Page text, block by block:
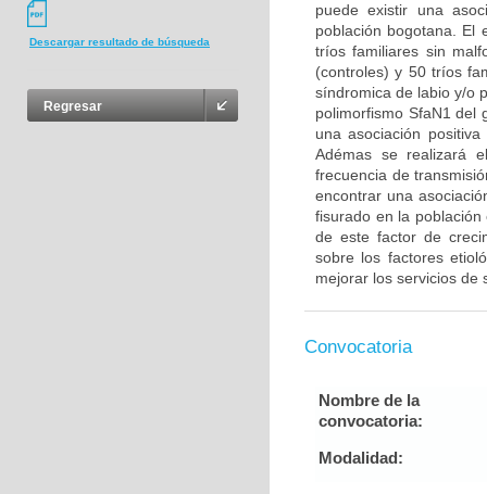
Descargar resultado de búsqueda
Regresar
puede existir una
población bogotana. El
tríos familiares sin
(controles) y 50 tríos
síndromica de labio y/o
polimorfismo SfaN1 del
una asociación
Adémas se realizará
frecuencia de
encontrar una
fisurado en la
de este factor de
sobre los factores
mejorar los servicios de
Convocatoria
Nombre de la
convocatoria:
Modalidad: